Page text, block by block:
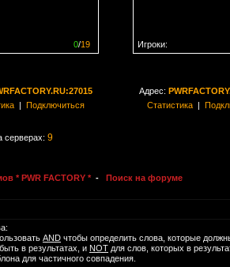
0/19
Игроки:
| Подключиться
Адрес:
Статистика|
серверах: 9
* PWR FACTORY * - Поиск на форуме
AND чтобы определить слова, которые
в результатах, и NOT для слов, которых в
для частичного совпадения.